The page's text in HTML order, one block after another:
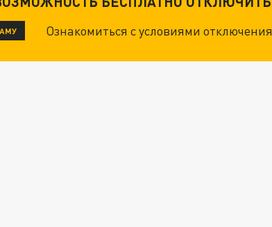
Ознакомиться с условиями